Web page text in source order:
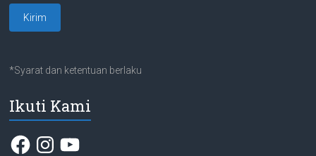
*Syarat dan ketentuan berlaku
Ikuti Kami
FacebookInstagram
YouTube